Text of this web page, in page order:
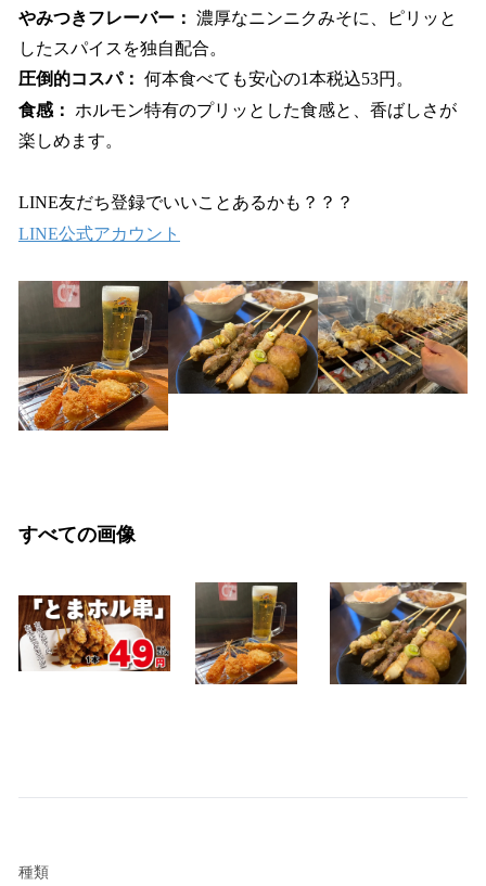
やみつきフレーバー： 濃厚なニンニクみそに、ピリッと
したスパイスを独自配合。
圧倒的コスパ： 何本食べても安心の1本税込53円。
食感：
ホルモン特有のプリッとした食感と、香ばしさが
楽しめます。
LINE友だち登録でいいことあるかも？？？
LINE公式アカウント
すべての画像
種類